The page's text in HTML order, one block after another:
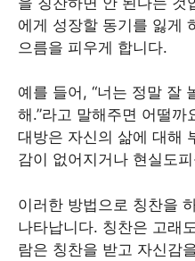
에게 성장할 동기를 잃게
으름을 피우게 합니다.
예를 들어, “너는 정말 잘
해.”라고 말해주면 어떨
대방은 자신의 삶에 대해
감이 없어지거나 현실도
이러한 방법으로 칭찬을
나타납니다. 칭찬은 고래
람은 칭찬을 받고 자신감